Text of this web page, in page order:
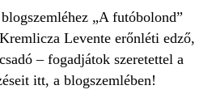
„A futóbolond”
Levente erőnléti edző,
– fogadjátok szeretettel a
itt, a blogszemlében!